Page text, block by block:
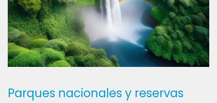
Parques nacionales y reservas